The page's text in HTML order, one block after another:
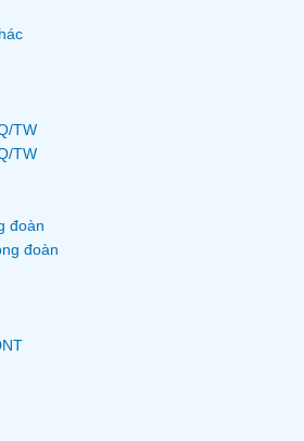
TW
TW
đoàn
đoàn